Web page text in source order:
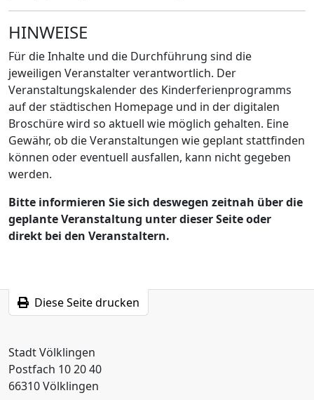
HINWEISE
Für die Inhalte und die Durchführung sind die
jeweiligen Veranstalter verantwortlich. Der
Veranstaltungskalender des Kinderferienprogramms
auf der städtischen Homepage und in der digitalen
Broschüre wird so aktuell wie möglich gehalten. Eine
Gewähr, ob die Veranstaltungen wie geplant stattfinden
können oder eventuell ausfallen, kann nicht gegeben
werden.
Bitte informieren Sie sich deswegen zeitnah über die
geplante Veranstaltung unter dieser Seite oder
direkt bei den Veranstaltern.
Diese Seite drucken
Stadt Völklingen
Postfach 10 20 40
66310 Völklingen